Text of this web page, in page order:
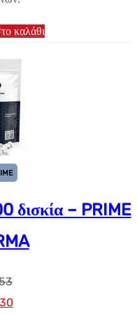
καλάθι
δισκία – PRIME
Η